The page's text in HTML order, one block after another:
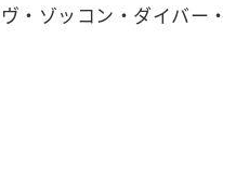
・ゾッコン・ダイバー・